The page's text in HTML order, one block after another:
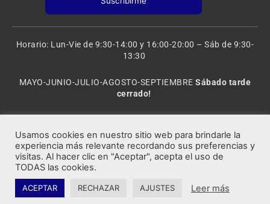
Horario: Lun-Vie de 9:30-14:00 y 16:00-20:00 – Sáb de 9:30-
13:30
MAYO-JUNIO-JULIO-AGOSTO-SEPTIEMBRESábado tarde
cerrado!
Rocafort Modelismo | Copyright 2021 © Todos los derechos
Usamos cookies en nuestro sitio web para brindarle la
experiencia más relevante recordando sus preferencias y
visitas. Al hacer clic en "Aceptar", acepta el uso de
TODAS las cookies.
ACEPTAR RECHAZAR AJUSTES Leer más